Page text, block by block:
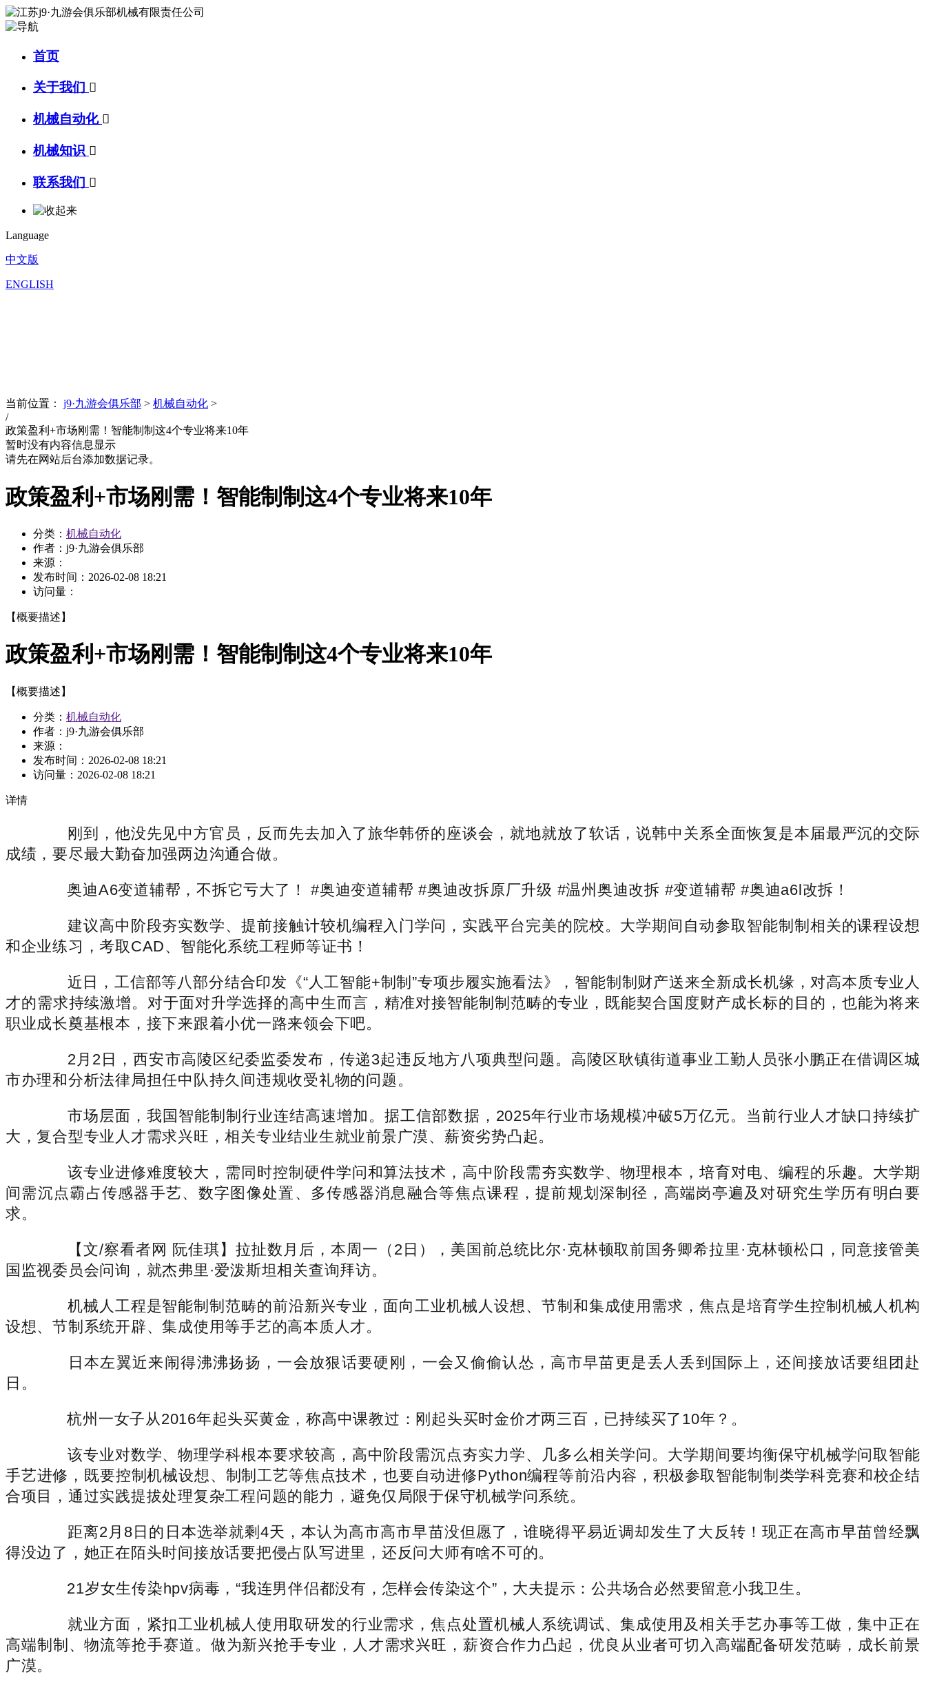
首页
关于我们 
机械自动化 
机械知识 
联系我们 
Language
中文版
ENGLISH
当前位置： j9·九游会俱乐部 > 机械自动化 >
/
政策盈利+市场刚需！智能制制这4个专业将来10年
暂时没有内容信息显示
请先在网站后台添加数据记录。
政策盈利+市场刚需！智能制制这4个专业将来10年
分类： 机械自动化
作者：j9·九游会俱乐部
来源：
发布时间： 2026-02-08 18:21
访问量：
【概要描述】
政策盈利+市场刚需！智能制制这4个专业将来10年
【概要描述】
分类： 机械自动化
作者：j9·九游会俱乐部
来源：
发布时间： 2026-02-08 18:21
访问量： 2026-02-08 18:21
详情
刚到，他没先见中方官员，反而先去加入了旅华韩侨的座谈会，就地就放了软话，说韩中关系全面恢复是本届最严沉的交际
成绩，要尽最大勤奋加强两边沟通合做。
奥迪A6变道辅帮，不拆它亏大了！ #奥迪变道辅帮 #奥迪改拆原厂升级 #温州奥迪改拆 #变道辅帮 #奥迪a6l改拆！
建议高中阶段夯实数学、提前接触计较机编程入门学问，实践平台完美的院校。大学期间自动参取智能制制相关的课程设想
和企业练习，考取CAD、智能化系统工程师等证书！
近日，工信部等八部分结合印发《“人工智能+制制”专项步履实施看法》，智能制制财产送来全新成长机缘，对高本质专业人
才的需求持续激增。对于面对升学选择的高中生而言，精准对接智能制制范畴的专业，既能契合国度财产成长标的目的，也能为将来
职业成长奠基根本，接下来跟着小优一路来领会下吧。
2月2日，西安市高陵区纪委监委发布，传递3起违反地方八项典型问题。高陵区耿镇街道事业工勤人员张小鹏正在借调区城
市办理和分析法律局担任中队持久间违规收受礼物的问题。
市场层面，我国智能制制行业连结高速增加。据工信部数据，2025年行业市场规模冲破5万亿元。当前行业人才缺口持续扩
大，复合型专业人才需求兴旺，相关专业结业生就业前景广漠、薪资劣势凸起。
该专业进修难度较大，需同时控制硬件学问和算法技术，高中阶段需夯实数学、物理根本，培育对电、编程的乐趣。大学期
间需沉点霸占传感器手艺、数字图像处置、多传感器消息融合等焦点课程，提前规划深制径，高端岗亭遍及对研究生学历有明白要
求。
【文/察看者网 阮佳琪】拉扯数月后，本周一（2日），美国前总统比尔·克林顿取前国务卿希拉里·克林顿松口，同意接管美
国监视委员会问询，就杰弗里·爱泼斯坦相关查询拜访。
机械人工程是智能制制范畴的前沿新兴专业，面向工业机械人设想、节制和集成使用需求，焦点是培育学生控制机械人机构
设想、节制系统开辟、集成使用等手艺的高本质人才。
日本左翼近来闹得沸沸扬扬，一会放狠话要硬刚，一会又偷偷认怂，高市早苗更是丢人丢到国际上，还间接放话要组团赴
日。
杭州一女子从2016年起头买黄金，称高中课教过：刚起头买时金价才两三百，已持续买了10年？。
该专业对数学、物理学科根本要求较高，高中阶段需沉点夯实力学、几多么相关学问。大学期间要均衡保守机械学问取智能
手艺进修，既要控制机械设想、制制工艺等焦点技术，也要自动进修Python编程等前沿内容，积极参取智能制制类学科竞赛和校企结
合项目，通过实践提拔处理复杂工程问题的能力，避免仅局限于保守机械学问系统。
距离2月8日的日本选举就剩4天，本认为高市高市早苗没但愿了，谁晓得平易近调却发生了大反转！现正在高市早苗曾经飘
得没边了，她正在陌头时间接放话要把侵占队写进里，还反问大师有啥不可的。
21岁女生传染hpv病毒，“我连男伴侣都没有，怎样会传染这个”，大夫提示：公共场合必然要留意小我卫生。
就业方面，紧扣工业机械人使用取研发的行业需求，焦点处置机械人系统调试、集成使用及相关手艺办事等工做，集中正在
高端制制、物流等抢手赛道。做为新兴抢手专业，人才需求兴旺，薪资合作力凸起，优良从业者可切入高端配备研发范畴，成长前景
广漠。